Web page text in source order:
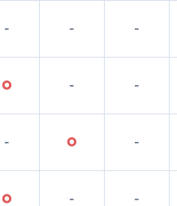
- - -
○ - -
- ○ -
○ - -